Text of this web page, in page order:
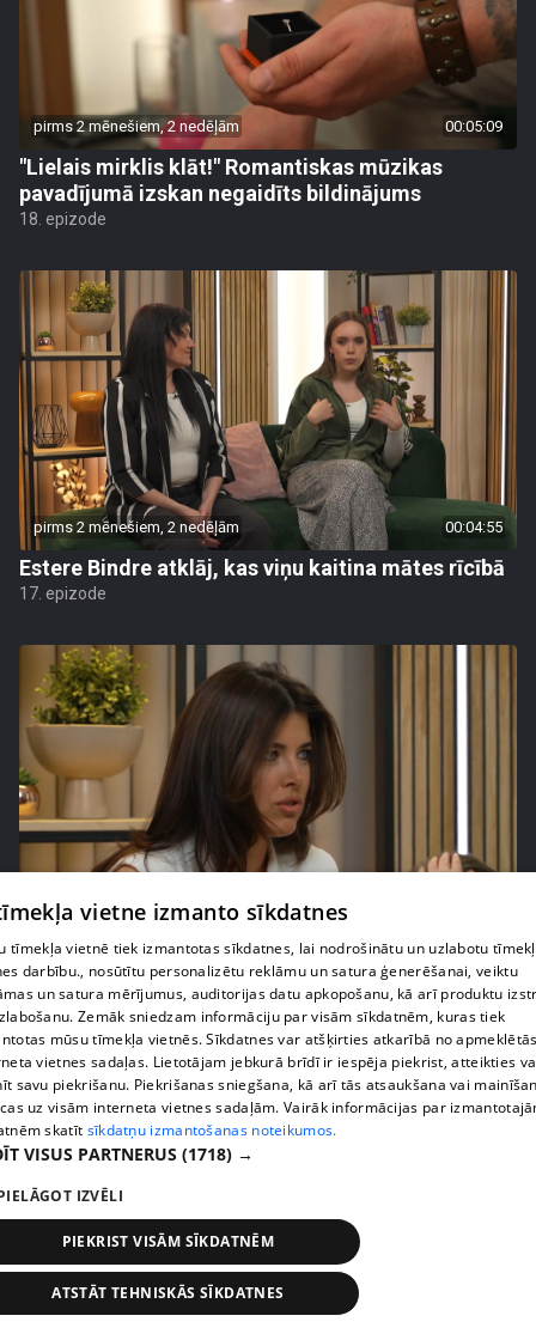
pirms 2 mēnešiem, 2 nedēļām 00:05:09
"Lielais mirklis klāt!" Romantiskas mūzikas
pavadījumā izskan negaidīts bildinājums
18. epizode
pirms 2 mēnešiem, 2 nedēļām 00:04:55
Estere Bindre atklāj, kas viņu kaitina mātes rīcībā
17. epizode
pirms 2 mēnešiem, 3 nedēļām
Zvanīt vai gaidīt zvanu? Dita Grauda par saziņas
etiķeti starp paaudzēm
17. epizode
pirms 2 mēnešiem, 3 nedēļām
vietne izmanto sīkdatnes
tīmekļa vietnē tiek izmantotas sīkdatnes, lai nodrošinātu un uzlabotu
darbību., nosūtītu personalizētu reklāmu un satura ģenerēšanai, veiktu
un satura mērījumus, auditorijas datu apkopošanu, kā arī produktu
Zemāk sniedzam informāciju par visām sīkdatnēm, kuras tiek
mūsu tīmekļa vietnēs. Sīkdatnes var atšķirties atkarībā no
vietnes sadaļas. Lietotājam jebkurā brīdī ir iespēja piekrist, atteikties
savu piekrišanu. Piekrišanas sniegšana, kā arī tās atsaukšana vai
uz visām interneta vietnes sadaļām. Vairāk informācijas par
skatīt sīkdatņu izmantošanas noteikumos.
VISUS PARTNERUS (1718) →
IZVĒLI
PIEKRIST VISĀM SĪKDATNĒM
ATSTĀT TEHNISKĀS SĪKDATNES